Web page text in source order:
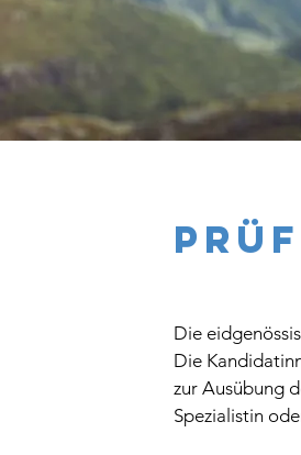
Die
Die
zur Ausübung
Spezialistin